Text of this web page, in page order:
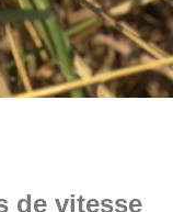
de vitesse